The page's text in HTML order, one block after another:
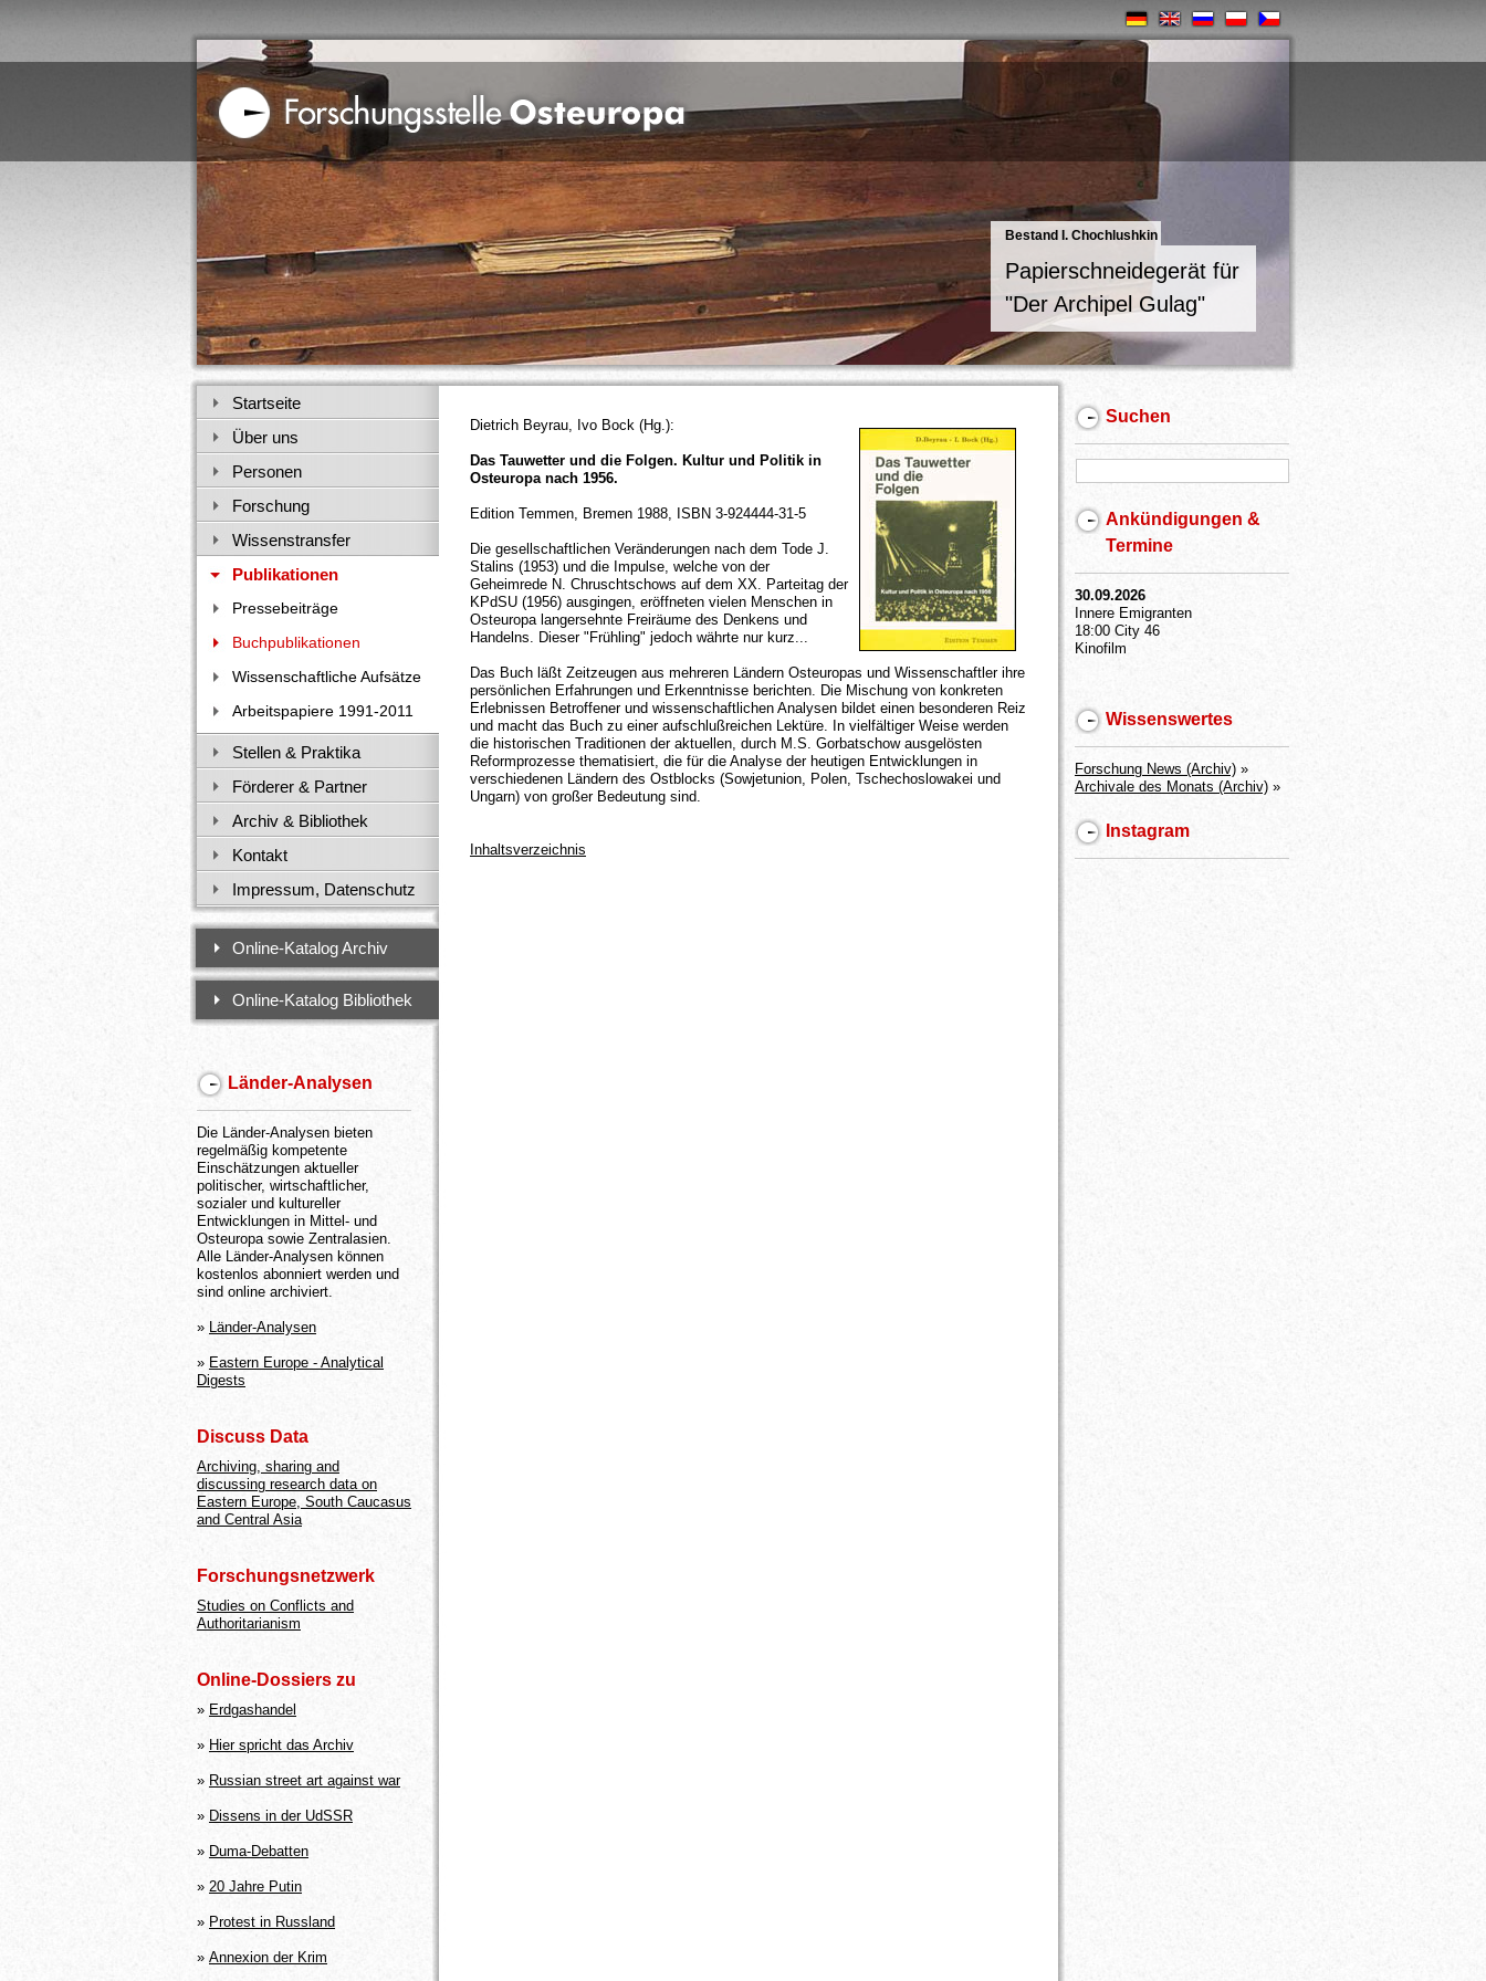
Bestand I. Chochlushkin
Papierschneidegerät für
"Der Archipel Gulag"
Suchen
Ankündigungen &
Termine
30.09.2026
Innere Emigranten
18:00 City 46
Kinofilm
Wissenswertes
Forschung News (Archiv) »
Archivale des Monats (Archiv) »
Instagram
Dietrich Beyrau, Ivo Bock (Hg.):
Das Tauwetter und die Folgen. Kultur und Politik in
Osteuropa nach 1956.
Edition Temmen, Bremen 1988, ISBN 3-924444-31-5
Die gesellschaftlichen Veränderungen nach dem Tode J.
Stalins (1953) und die Impulse, welche von der
Geheimrede N. Chruschtschows auf dem XX. Parteitag der
KPdSU (1956) ausgingen, eröffneten vielen Menschen in
Osteuropa langersehnte Freiräume des Denkens und
Handelns. Dieser "Frühling" jedoch währte nur kurz...
Das Buch läßt Zeitzeugen aus mehreren Ländern Osteuropas und Wissenschaftler ihre
persönlichen Erfahrungen und Erkenntnisse berichten. Die Mischung von konkreten
Erlebnissen Betroffener und wissenschaftlichen Analysen bildet einen besonderen Reiz
und macht das Buch zu einer aufschlußreichen Lektüre. In vielfältiger Weise werden
die historischen Traditionen der aktuellen, durch M.S. Gorbatschow ausgelösten
Reformprozesse thematisiert, die für die Analyse der heutigen Entwicklungen in
verschiedenen Ländern des Ostblocks (Sowjetunion, Polen, Tschechoslowakei und
Ungarn) von großer Bedeutung sind.
Inhaltsverzeichnis
Startseite
Über uns
Personen
Forschung
Wissenstransfer
Publikationen
Pressebeiträge
Buchpublikationen
Wissenschaftliche Aufsätze
Arbeitspapiere 1991-2011
Stellen & Praktika
Förderer & Partner
Archiv & Bibliothek
Kontakt
Impressum, Datenschutz
Online-Katalog Archiv
Online-Katalog Bibliothek
Länder-Analysen
Die Länder-Analysen bieten
regelmäßig kompetente
Einschätzungen aktueller
politischer, wirtschaftlicher,
sozialer und kultureller
Entwicklungen in Mittel- und
Osteuropa sowie Zentralasien.
Alle Länder-Analysen können
kostenlos abonniert werden und
sind online archiviert.
» Länder-Analysen
» Eastern Europe - Analytical
Digests
Discuss Data
Archiving, sharing and
discussing research data on
Eastern Europe, South Caucasus
and Central Asia
Forschungsnetzwerk
Studies on Conflicts and
Authoritarianism
Online-Dossiers zu
» Erdgashandel
» Hier spricht das Archiv
» Russian street art against war
» Dissens in der UdSSR
» Duma-Debatten
» 20 Jahre Putin
» Protest in Russland
» Annexion der Krim